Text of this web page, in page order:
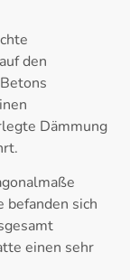
den
Dämmung
sich
einen sehr